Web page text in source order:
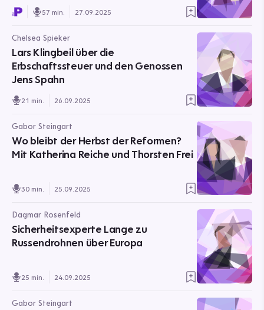
57 min. 27.09.2025
Chelsea Spieker
Lars Klingbeil über die
Erbschaftssteuer und den Genossen
Jens Spahn
21 min. 26.09.2025
Gabor Steingart
Wo bleibt der Herbst der Reformen?
Mit Katherina Reiche und Thorsten Frei
30 min. 25.09.2025
Dagmar Rosenfeld
Sicherheitsexperte Lange zu
Russendrohnen über Europa
25 min. 24.09.2025
Gabor Steingart